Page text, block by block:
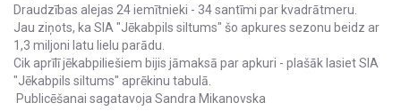
Draudzības alejas 24 iemītnieki - 34 santīmi par kvadrātmeru.
Jau ziņots, ka SIA "Jēkabpils siltums" šo apkures sezonu beidz ar
1,3 miljoni latu lielu parādu.
Cik aprīlī jēkabpiliešiem bijis jāmaksā par apkuri - plašāk lasiet SIA
"Jēkabpils siltums" aprēkinu tabulā.
Publicēšanai sagatavoja Sandra Mikanovska